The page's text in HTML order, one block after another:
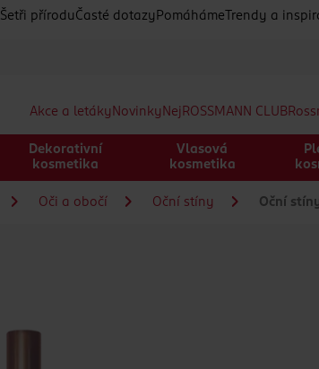
Šetři přírodu Časté dotazy Pomáháme Trendy a
Akce a letáky Novinky Nej ROSSMANN CLUB
Dekorativní
kosmetika
Vlasová
kosmetika
Oči a obočí Oční stíny Oční